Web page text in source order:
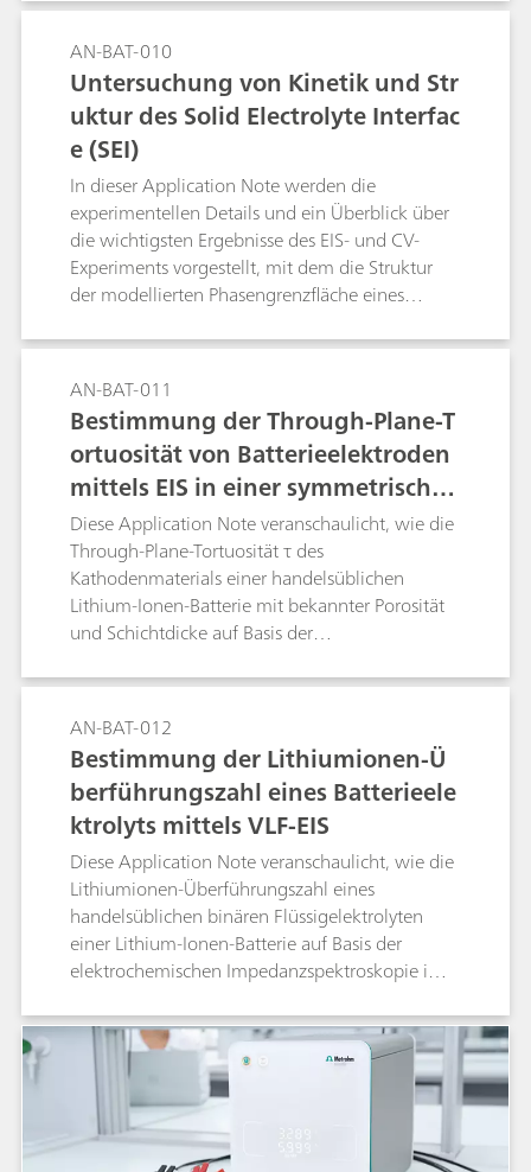
AN-BAT-010
Untersuchung von Kinetik und Str
uktur des Solid Electrolyte Interfac
e (SEI)
In dieser Application Note werden die
experimentellen Details und ein Überblick über
die wichtigsten Ergebnisse des EIS- und CV-
Experiments vorgestellt, mit dem die Struktur
der modellierten Phasengrenzfläche eines
an einer ebenen Glassy-Carbon-Elektrode in
Kontakt mit einem typischen organischen
Batterieelektrolyt bildet.
AN-BAT-011
Bestimmung der Through-Plane-T
ortuosität von Batterieelektroden
mittels EIS in einer symmetrischen
Lithium-Eisenphosphat-Zelle
Diese Application Note veranschaulicht, wie die
Through-Plane-Tortuosität τ des
Kathodenmaterials einer handelsüblichen
Lithium-Ionen-Batterie mit bekannter Porosität
und Schichtdicke auf Basis der
bestimmt werden kann.
AN-BAT-012
Bestimmung der Lithiumionen-Ü
berführungszahl eines Batterieele
ktrolyts mittels VLF-EIS
Diese Application Note veranschaulicht, wie die
Lithiumionen-Überführungszahl eines
handelsüblichen binären Flüssigelektrolyten
einer Lithium-Ionen-Batterie auf Basis der
elektrochemischen Impedanzspektroskopie im
bestimmt werden kann.